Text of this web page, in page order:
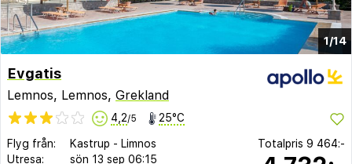
1/14
Evgatis
Lemnos, Lemnos, Grekland
4,2/5 25°C
Flyg från: Kastrup - Limnos
Utresa:
sön 13 sep 06:15
Totalpris 9 464:-